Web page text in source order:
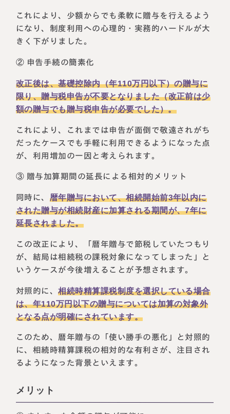
これにより、少額からでも柔軟に贈与を行えるよう
になり、制度利用への心理的・実務的ハードルが大
きく下がりました。
② 申告手続の簡素化
改正後は、基礎控除内（年110万円以下）の贈与に
限り、贈与税申告が不要となりました（改正前は少
額の贈与でも贈与税申告が必要でした）。
これにより、これまでは申告が面倒で敬遠されがち
だったケースでも手軽に利用できるようになった点
が、利用増加の一因と考えられます。
③ 贈与加算期間の延長による相対的メリット
同時に、暦年贈与において、相続開始前3年以内に
された贈与が相続財産に加算される期間が、7年に
延長されました。
この改正により、「暦年贈与で節税していたつもり
が、結局は相続税の課税対象になってしまった」と
いうケースが今後増えることが予想されます。
対照的に、相続時精算課税制度を選択している場合
は、年110万円以下の贈与については加算の対象外
となる点が明確にされています。
このため、暦年贈与の「使い勝手の悪化」と対照的
に、相続時精算課税の相対的な有利さが、注目され
るようになった背景といえます。
メリット